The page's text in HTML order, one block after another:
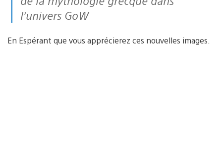
l’univers GoW
En Espérant que vous apprécierez ces nouvelles images.